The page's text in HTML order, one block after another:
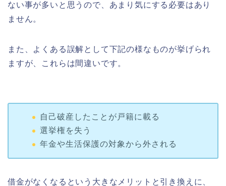
ない事が多いと思うので、あまり気にする必要はあり
ません。
また、よくある誤解として下記の様なものが挙げられ
ますが、これらは間違いです。
自己破産したことが戸籍に載る
選挙権を失う
年金や生活保護の対象から外される
借金がなくなるという大きなメリットと引き換えに、